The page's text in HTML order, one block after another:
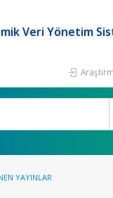
Veri Yönetim
YAYINLAR